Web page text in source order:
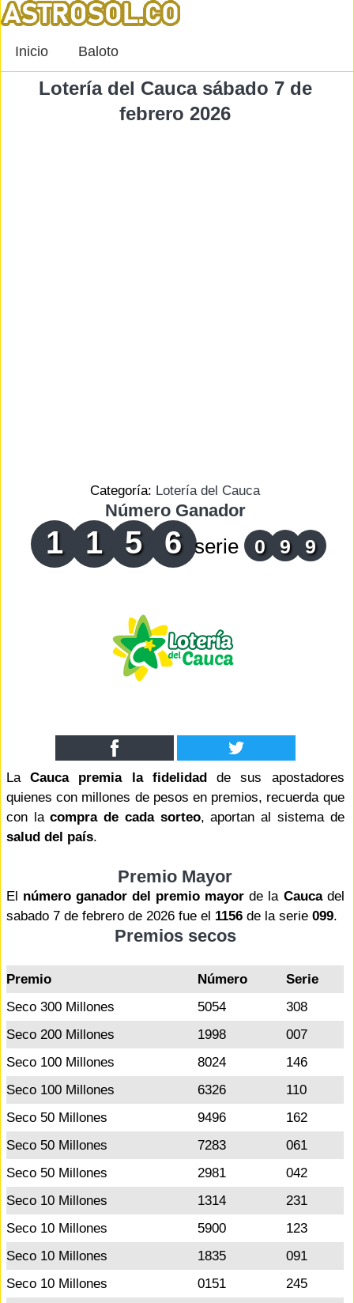
Inicio Baloto
Lotería del Cauca sábado 7 de
febrero 2026
Categoría: Lotería del Cauca
Número Ganador
1 1 5 6 serie 0 9 9
LaCauca premia la fidelidadde sus apostadores
quienes con millones de pesos en premios, recuerda que
con lacompra de cada sorteo, aportan al sistema de
salud del país.
Premio Mayor
El número ganador del premio mayor de la Caucadel
sabado 7 de febrero de 2026 fue el 1156 de la serie 099.
Premios secos
Premio Número
Serie
Seco 300 Millones
5054
308
Seco 200 Millones
1998
007
Seco 100 Millones
8024
146
Seco 100 Millones
6326
110
Seco 50 Millones
9496
162
Seco 50 Millones
7283
061
Seco 50 Millones
2981
042
Seco 10 Millones
1314
231
Seco 10 Millones
5900
123
Seco 10 Millones
1835
091
Seco 10 Millones
0151
245